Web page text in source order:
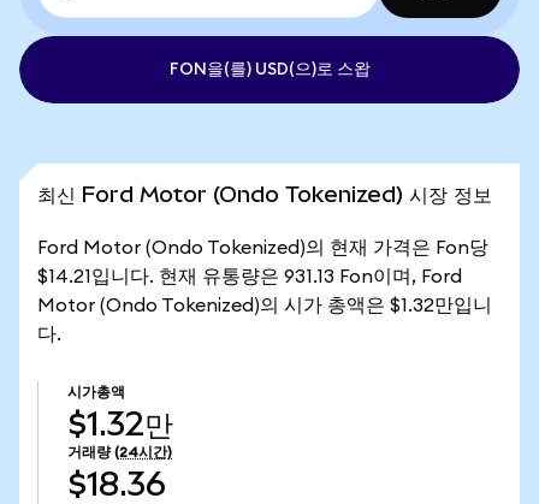
FON을(를) USD(으)로 스왑
최신 Ford Motor (Ondo Tokenized) 시장 정보
Ford Motor (Ondo Tokenized)의 현재 가격은 Fon당
$14.21입니다. 현재 유통량은 931.13 Fon이며, Ford
Motor (Ondo Tokenized)의 시가 총액은 $1.32만입니
다.
시가총액
$1.32만
거래량 (24시간)
$18.36